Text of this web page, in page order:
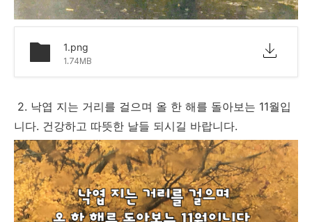
1.png
1.74MB
2. 낙엽 지는 거리를 걸으며 올 한 해를 돌아보는 11월입
니다. 건강하고 따뜻한 날들 되시길 바랍니다.